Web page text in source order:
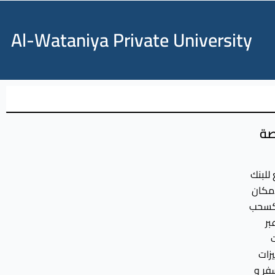
Al-Wataniya Private University
كسحب
و